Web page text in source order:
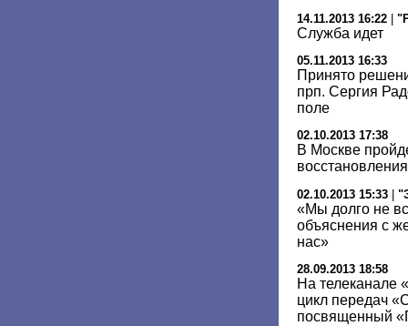
14.11.2013 16:22
Служба идет
05.11.2013 16:33
Принято
прп. Сергия
поле
02.10.2013 17:38
В Москве
02.10.2013 15:33
«Мы долго не
объяснения с
нас»
28.09.2013 18:58
На телеканале
цикл передач
посвященный